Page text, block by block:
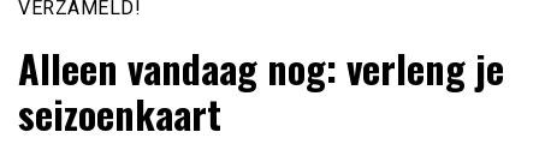
VERZAMELD!
Alleen vandaag nog: verleng je
seizoenkaart